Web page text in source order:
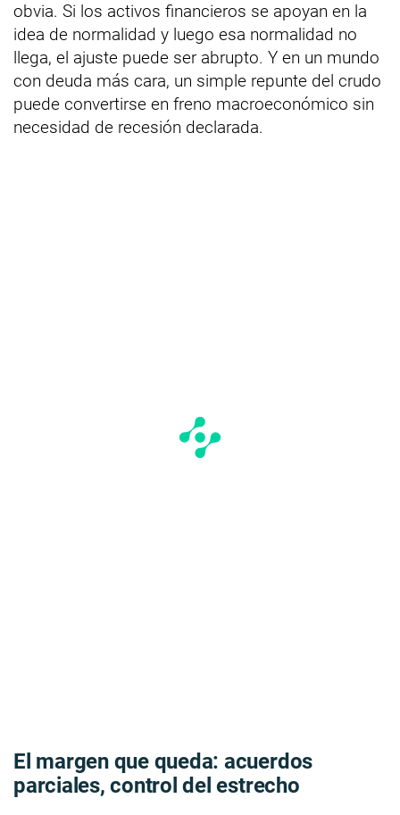
obvia. Si los activos financieros se apoyan en la
idea de normalidad y luego esa normalidad no
llega, el ajuste puede ser abrupto. Y en un mundo
con deuda más cara, un simple repunte del crudo
puede convertirse en freno macroeconómico sin
necesidad de recesión declarada.
El margen que queda: acuerdos
parciales, control del estrecho